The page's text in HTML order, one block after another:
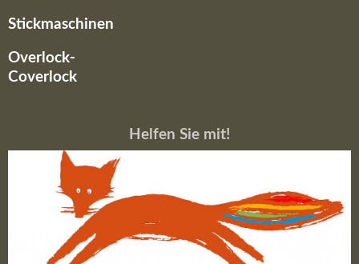
Stickmaschinen
Overlock-
Coverlock
Helfen Sie mit!